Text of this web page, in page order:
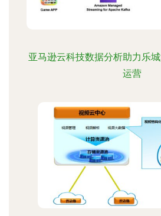
亚马逊云科技数据分析助力乐
运营